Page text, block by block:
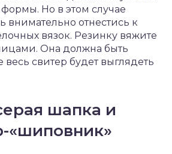
Но в этом случае
внимательно отнестись к
вязок. Резинку вяжите
Она должна быть
весь свитер будет выглядеть
шапка и
«шиповник»